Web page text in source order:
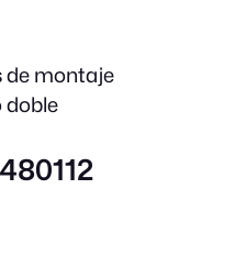
de montaje
doble